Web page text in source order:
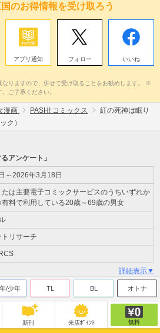
のお得情報を受け取ろう
アプリ通知 フォロー いいね
りますので、併せて受け取ることをお勧めします。 ※
ご了承ください。
漫画 PASH! コミックス
紅の死神は眠り
ク）
アンケート」
～2026年3月18日
たは主要電子コミックサービスのうちいずれか
有料で利用している20歳～69歳の男女
リサーチ
詳細表示▼
/少年 TL BL オトナ
新刊 来店ﾎﾟｲﾝﾄ 無料